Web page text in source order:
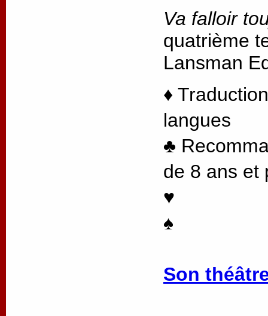
Va falloir
quatrième
Lansman
♦
langues
♣
de 8 ans et
♥
♠
Son